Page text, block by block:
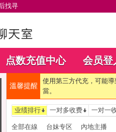
找寻
点数充值中心 会员登
溫馨提醒
使用第三方代充，可能
當。
业绩排行 一对多收费 一对一
全部在線 台妹专区 內地主播